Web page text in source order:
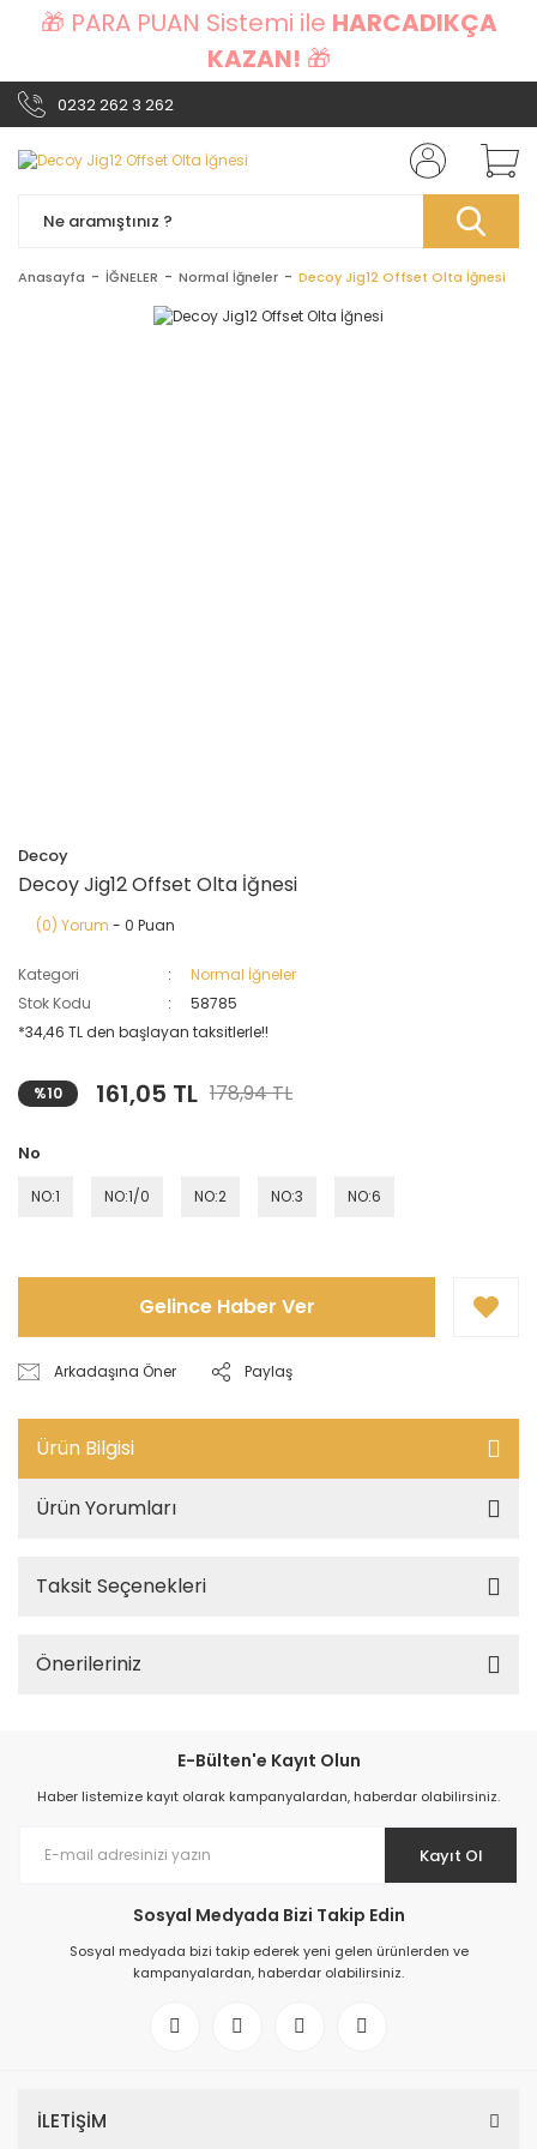
🎁 PARA PUAN Sistemi ile HARCADIKÇA
KAZAN! 🎁
0232 262 3 262
Anasayfa İĞNELER Normal İğneler Decoy Jig12 Offset Olta İğnesi
Decoy
Decoy Jig12 Offset Olta İğnesi
(0) Yorum - 0 Puan
Kategori
Normal İğneler
Stok Kodu
58785
*34,46 TL den başlayan taksitlerle!!
%10 161,05 TL 178,94 TL
No
NO:1 NO:1/0 NO:2 NO:3 NO:6
Gelince Haber Ver
Arkadaşına Öner Paylaş
Ürün Bilgisi
Ürün Yorumları
Taksit Seçenekleri
Önerileriniz
E-Bülten'e Kayıt Olun
Haber listemize kayıt olarak kampanyalardan, haberdar olabilirsiniz.
Kayıt Ol
Sosyal Medyada Bizi Takip Edin
Sosyal medyada bizi takip ederek yeni gelen ürünlerden ve
kampanyalardan, haberdar olabilirsiniz.
İLETİŞİM